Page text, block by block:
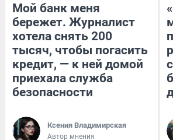
Мой банк меня
бережет. Журналист
хотела снять 200
тысяч, чтобы погасить
кредит, — к ней домой
приехала служба
безопасности
Ксения Владимирская
Автор мнения